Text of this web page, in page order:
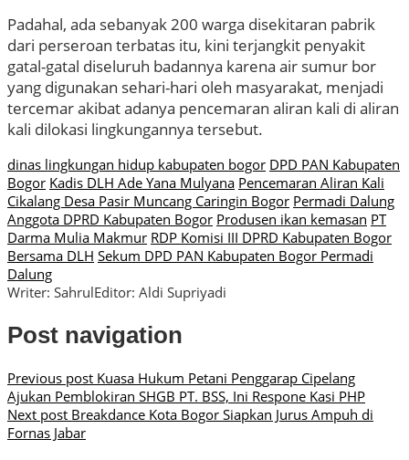
Padahal, ada sebanyak 200 warga disekitaran pabrik
dari perseroan terbatas itu, kini terjangkit penyakit
gatal-gatal diseluruh badannya karena air sumur bor
yang digunakan sehari-hari oleh masyarakat, menjadi
tercemar akibat adanya pencemaran aliran kali di aliran
kali dilokasi lingkungannya tersebut.
dinas lingkungan hidup kabupaten bogor DPD PAN Kabupaten
Bogor Kadis DLH Ade Yana Mulyana Pencemaran Aliran Kali
Cikalang Desa Pasir Muncang Caringin Bogor Permadi Dalung
Anggota DPRD Kabupaten Bogor Produsen ikan kemasan PT
Darma Mulia Makmur RDP Komisi III DPRD Kabupaten Bogor
Bersama DLH Sekum DPD PAN Kabupaten Bogor Permadi
Dalung
Writer: SahrulEditor: Aldi Supriyadi
Post navigation
Previous post Kuasa Hukum Petani Penggarap Cipelang
Ajukan Pemblokiran SHGB PT. BSS, Ini Respone Kasi PHP
Next post Breakdance Kota Bogor Siapkan Jurus Ampuh di
Fornas Jabar